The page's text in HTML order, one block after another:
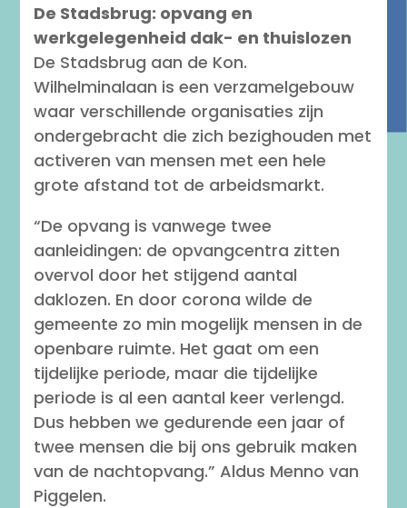
De Stadsbrug: opvang en
werkgelegenheid dak- en thuislozen
De Stadsbrug aan de Kon.
Wilhelminalaan is een verzamelgebouw
waar verschillende organisaties zijn
ondergebracht die zich bezighouden met
activeren van mensen met een hele
grote afstand tot de arbeidsmarkt.
“De opvang is vanwege twee
aanleidingen: de opvangcentra zitten
overvol door het stijgend aantal
daklozen. En door corona wilde de
gemeente zo min mogelijk mensen in de
openbare ruimte. Het gaat om een
tijdelijke periode, maar die tijdelijke
periode is al een aantal keer verlengd.
Dus hebben we gedurende een jaar of
twee mensen die bij ons gebruik maken
van de nachtopvang.” Aldus Menno van
Piggelen.